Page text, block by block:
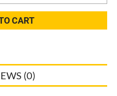
CART
(0)